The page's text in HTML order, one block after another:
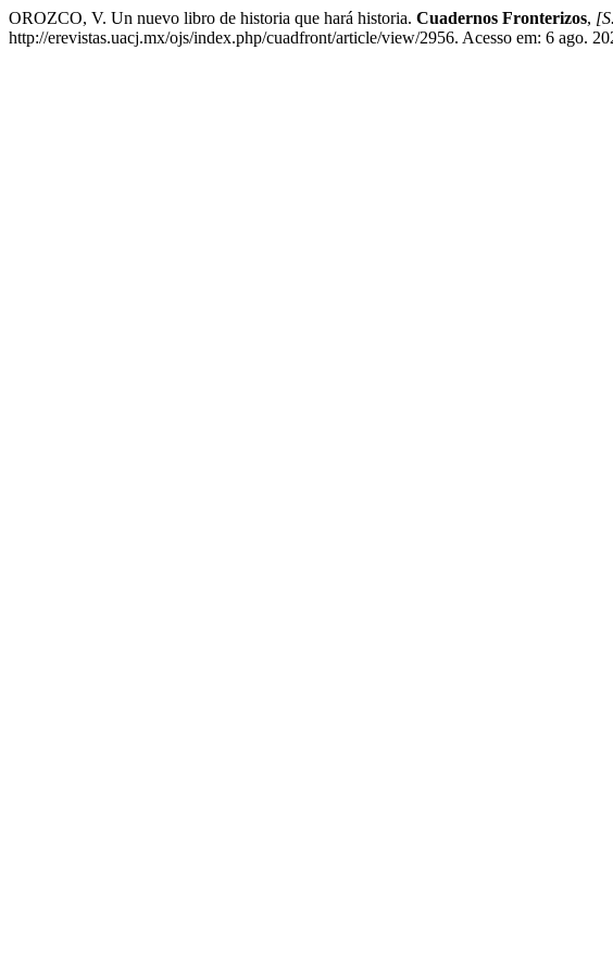
OROZCO, V. Un nuevo libro de historia que hará historia. Cuadernos Fronterizos,
http://erevistas.uacj.mx/ojs/index.php/cuadfront/article/view/2956. Acesso em: 6 ago.